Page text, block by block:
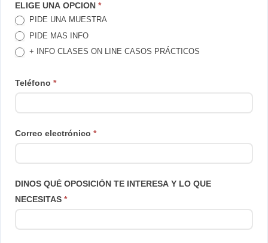
TE
LLAMAMOS
ELIGE UNA OPCION *
PIDE UNA MUESTRA
PIDE MAS INFO
+ INFO CLASES ON LINE CASOS PRÁCTICOS
Teléfono *
Correo electrónico *
DINOS QUÉ OPOSICIÓN TE INTERESA Y LO QUE
NECESITAS *